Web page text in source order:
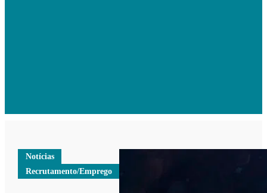
Notícias
Recrutamento/Emprego